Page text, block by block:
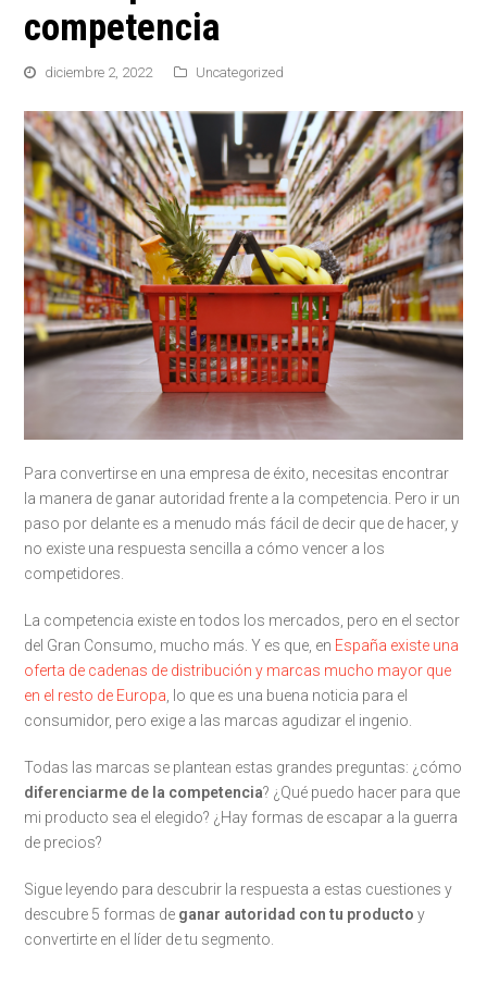
competencia
diciembre 2, 2022 Uncategorized
Para convertirse en una empresa de éxito, necesitas encontrar
la manera de ganar autoridad frente a la competencia. Pero ir un
paso por delante es a menudo más fácil de decir que de hacer, y
no existe una respuesta sencilla a cómo vencer a los
competidores.
La competencia existe en todos los mercados, pero en el sector
del Gran Consumo, mucho más. Y es que, en España existe una
oferta de cadenas de distribución y marcas mucho mayor que
en el resto de Europa, lo que es una buena noticia para el
consumidor, pero exige a las marcas agudizar el ingenio.
Todas las marcas se plantean estas grandes preguntas: ¿cómo
diferenciarme de la competencia? ¿Qué puedo hacer para que
mi producto sea el elegido? ¿Hay formas de escapar a la guerra
de precios?
Sigue leyendo para descubrir la respuesta a estas cuestiones y
descubre 5 formas de ganar autoridad con tu producto y
convertirte en el líder de tu segmento.